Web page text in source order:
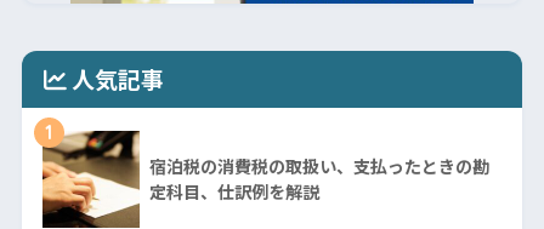
人気記事
1
宿泊税の消費税の取扱い、支払ったときの勘
定科目、仕訳例を解説